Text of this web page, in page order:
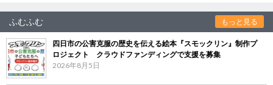
ふむふむ もっと見る
四日市の公害克服の歴史を伝える絵本『スモックリン』制作プ
ロジェクト クラウドファンディングで支援を募集
2026年8月5日